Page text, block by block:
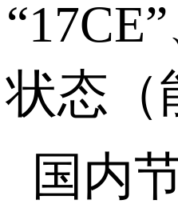
“17CE
状态（
国内